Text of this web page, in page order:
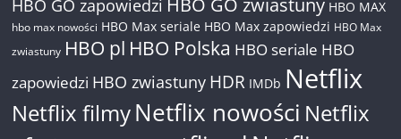
HBO GO zapowiedzi HBO GO zwiastuny HBO MAX
hbo max nowości HBO Max seriale HBO Max zapowiedzi HBO Max
zwiastuny HBO pl HBO Polska HBO seriale HBO
zapowiedzi HBO zwiastuny HDR IMDb Netflix
Netflix filmyNetflix nowości Netflix